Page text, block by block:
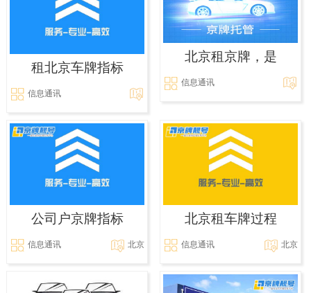
租北京车牌指标
信息通讯
北京租京牌，是
信息通讯
公司户京牌指标
信息通讯 北京
北京租车牌过程
信息通讯 北京